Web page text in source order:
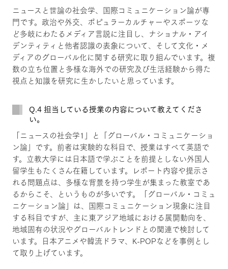
ニュースと世論の社会学、国際コミュニケーション論が専
門です。政治や外交、ポピュラーカルチャーやスポーツな
ど多岐にわたるメディア言説に注目し、ナショナル・アイ
デンティティと他者認識の表象について、そして文化・メ
ディアのグローバル化に関する研究に取り組んでいます。複
数の立ち位置と多様な海外での研究及び生活経験から得た
視点と知識を研究に生かしたいと思っています。
Q.4 担当している授業の内容について教えてくださ
い。
「ニュースの社会学1」と「グローバル・コミュニケーショ
ン論」です。前者は実験的な科目で、授業はすべて英語で
す。立教大学には日本語で学ぶことを前提としない外国人
留学生もたくさん在籍しています。レポート内容や提示さ
れる問題点は、多様な背景を持つ学生が集まった教室であ
るからこそ、というものが多いです。「グローバル・コミュ
ニケーション論」は、国際コミュニケーション現象に注目
する科目ですが、主に東アジア地域における展開動向を、
地域固有の状況やグローバルトレンドとの関連で検討して
います。日本アニメや韓流ドラマ、K-POPなどを事例とし
て取り上げています。